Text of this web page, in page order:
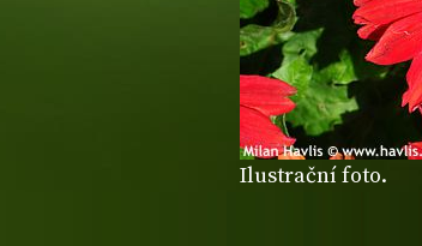
Ilustrační foto.